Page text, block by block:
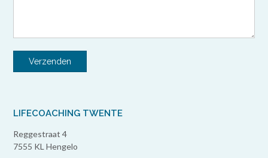
LIFECOACHING TWENTE
Reggestraat 4
7555 KL Hengelo